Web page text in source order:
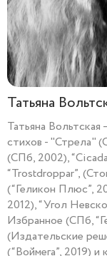
Татьяна
Татьяна Вольтская
стихов - "Стрела"
(СПб, 2002),
“Trostdroppar”,
(“Геликон Плюс”,
2012), “Угол
Избранное (СПб,
(Издательские
(“Воймега”, 2019)